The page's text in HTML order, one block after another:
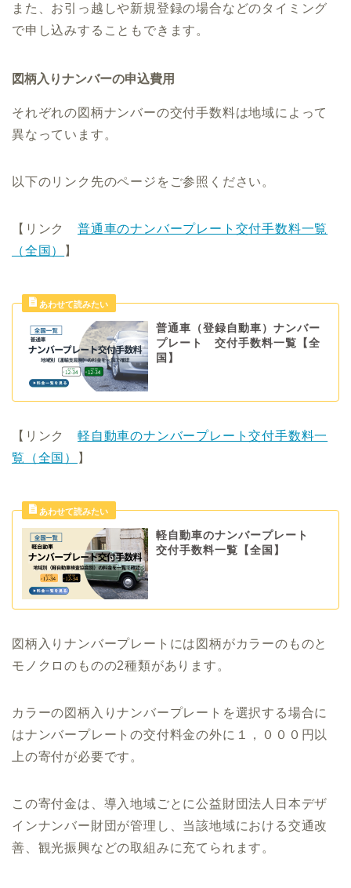
また、お引っ越しや新規登録の場合などのタイミング
で申し込みすることもできます。
図柄入りナンバーの申込費用
それぞれの図柄ナンバーの交付手数料は地域によって
異なっています。
以下のリンク先のページをご参照ください。
【リンク 普通車のナンバープレート交付手数料一覧
（全国）
】
普通車（登録自動車）ナンバー
プレート 交付手数料一覧【全
国】
【リンク 軽自動車のナンバープレート交付手数料一
覧（全国）
】
軽自動車のナンバープレート
交付手数料一覧【全国】
図柄入りナンバープレートには図柄がカラーのものと
モノクロのものの2種類があります。
カラーの図柄入りナンバープレートを選択する場合に
はナンバープレートの交付料金の外に１，０００円以
上の寄付が必要です。
この寄付金は、導入地域ごとに公益財団法人日本デザ
インナンバー財団が管理し、当該地域における交通改
善、観光振興などの取組みに充てられます。